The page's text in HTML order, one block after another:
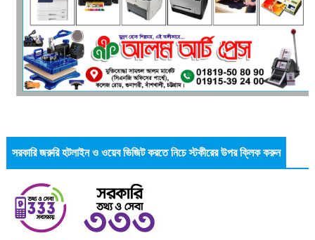
সরকারি জরুরি হটলাইন ও ওয়েব ভিজিট করতে নিচে স্টকীরের উপর ক্লিক করুন